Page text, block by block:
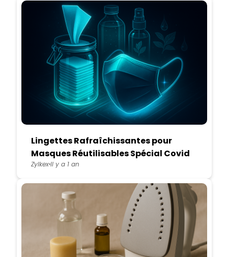
Lingettes Rafraîchissantes pour
Masques Réutilisables Spécial Covid
ZylkexIl y a 1 an